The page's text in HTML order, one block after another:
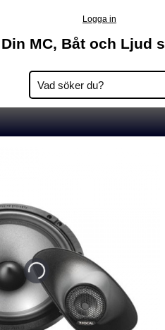
Logga in
Din MC, Båt och Ljud